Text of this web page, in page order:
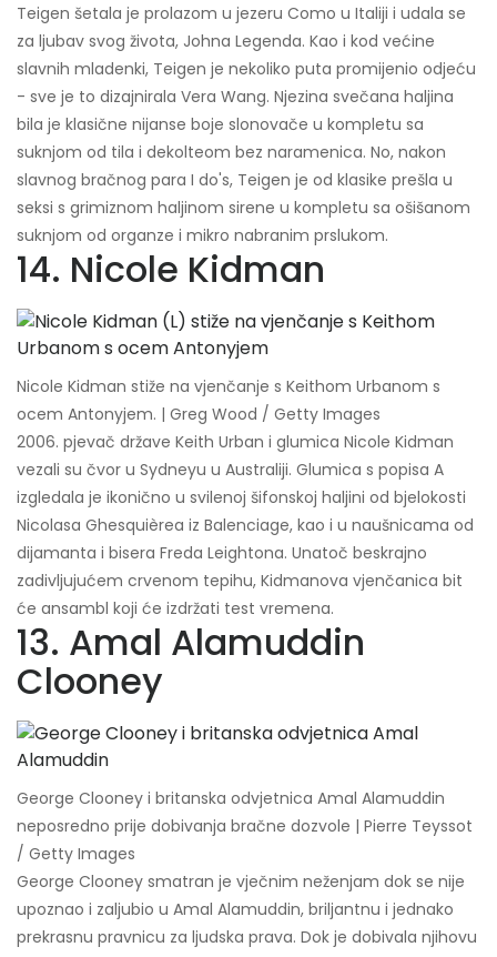
Teigen šetala je prolazom u jezeru Como u Italiji i udala se
za ljubav svog života, Johna Legenda. Kao i kod većine
slavnih mladenki, Teigen je nekoliko puta promijenio odjeću
- sve je to dizajnirala Vera Wang. Njezina svečana haljina
bila je klasične nijanse boje slonovače u kompletu sa
suknjom od tila i dekolteom bez naramenica. No, nakon
slavnog bračnog para I do's, Teigen je od klasike prešla u
seksi s grimiznom haljinom sirene u kompletu sa ošišanom
suknjom od organze i mikro nabranim prslukom.
14. Nicole Kidman
Nicole Kidman stiže na vjenčanje s Keithom Urbanom s
ocem Antonyjem. | Greg Wood / Getty Images
2006. pjevač države Keith Urban i glumica Nicole Kidman
vezali su čvor u Sydneyu u Australiji. Glumica s popisa A
izgledala je ikonično u svilenoj šifonskoj haljini od bjelokosti
Nicolasa Ghesquièrea iz Balenciage, kao i u naušnicama od
dijamanta i bisera Freda Leightona. Unatoč beskrajno
zadivljujućem crvenom tepihu, Kidmanova vjenčanica bit
će ansambl koji će izdržati test vremena.
13. Amal Alamuddin
Clooney
George Clooney i britanska odvjetnica Amal Alamuddin
neposredno prije dobivanja bračne dozvole | Pierre Teyssot
/ Getty Images
George Clooney smatran je vječnim neženjam dok se nije
upoznao i zaljubio u Amal Alamuddin, briljantnu i jednako
prekrasnu pravnicu za ljudska prava. Dok je dobivala njihovu